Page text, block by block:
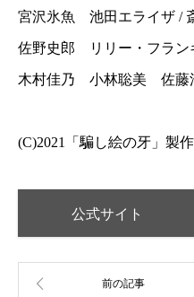
宮沢氷魚 池田エライザ /
佐野史郎 リリー・フラ
木村佳乃 小林聡美 佐藤
(C)2021「騙し絵の牙」製
公式サイト